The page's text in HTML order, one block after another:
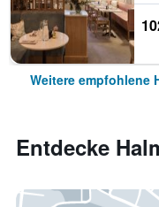
Weitere empfohlene
Entdecke